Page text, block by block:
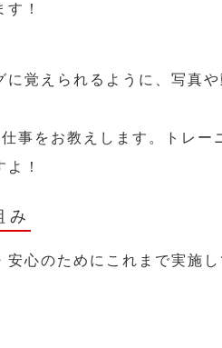
！
覚えられるように、写真
事をお教えします。トレー
！
み
心のためにこれまで実施